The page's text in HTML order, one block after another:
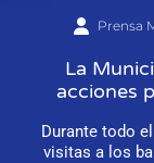
Prensa
La
acciones
Durante todo
visitas a los